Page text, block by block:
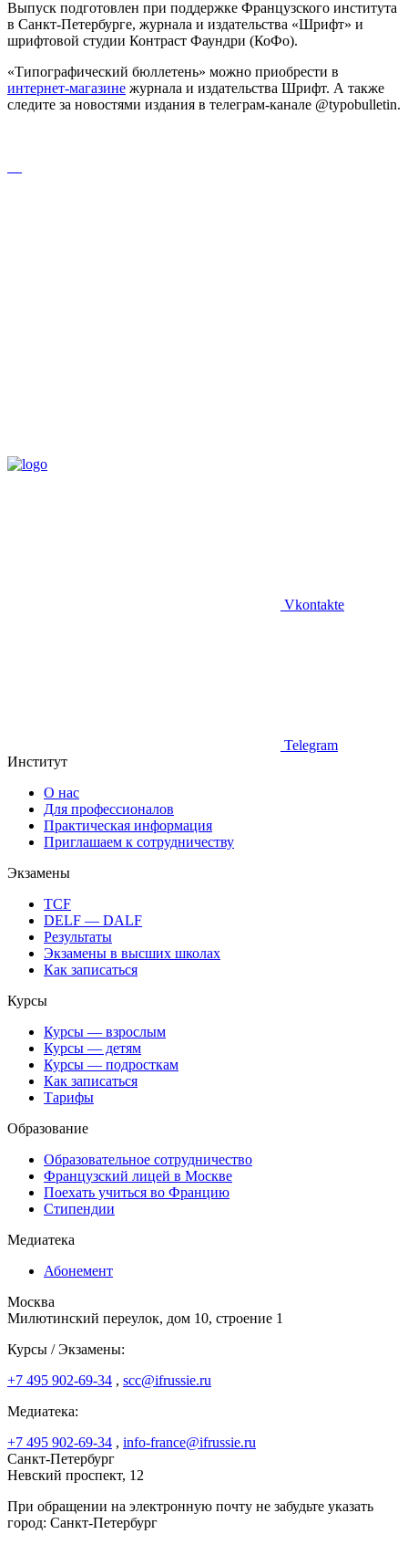
Выпуск подготовлен при поддержке Французского института
в Санкт-Петербурге, журнала и издательства «Шрифт» и
шрифтовой студии Контраст Фаундри (КоФо).
«Типографический бюллетень» можно приобрести в
интернет-магазине журнала и издательства Шрифт. А также
следите за новостями издания в телеграм-канале @typobulletin.
Vkontakte
Telegram
Институт
О нас
Для профессионалов
Практическая информация
Приглашаем к сотрудничеству
Экзамены
TCF
DELF — DALF
Результаты
Экзамены в высших школах
Как записаться
Курсы
Курсы — взрослым
Курсы — детям
Курсы — подросткам
Как записаться
Тарифы
Образование
Образовательное сотрудничество
Французский лицей в Москве
Поехать учиться во Францию
Стипендии
Медиатека
Абонемент
Москва
Милютинский переулок, дом 10, строение 1
Курсы / Экзамены:
+7 495 902-69-34 , scc@ifrussie.ru
Медиатека:
+7 495 902-69-34 , info-france@ifrussie.ru
Санкт-Петербург
Невский проспект, 12
При обращении на электронную почту не забудьте указать
город: Санкт-Петербург